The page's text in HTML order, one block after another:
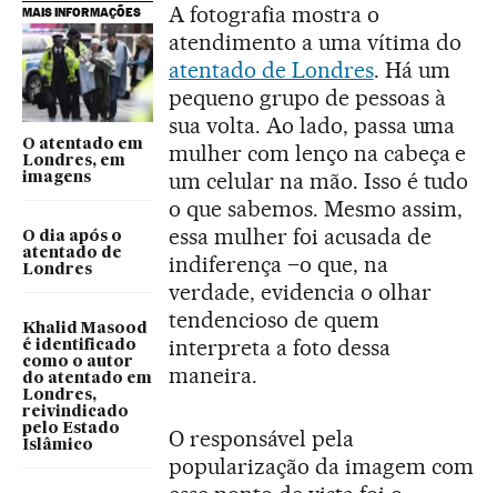
MAIS INFORMAÇÕES
O atentado em
Londres, em
imagens
O dia após o
atentado de
Londres
Khalid Masood
é identificado
como o autor
do atentado em
Londres,
reivindicado
pelo Estado
Islâmico
A fotografia mostra o
atendimento a uma vítima do
atentado de Londres. Há um
pequeno grupo de pessoas à
sua volta. Ao lado, passa uma
mulher com lenço na cabeça e
um celular na mão. Isso é tudo
o que sabemos. Mesmo assim,
essa mulher foi acusada de
indiferença –o que, na
verdade, evidencia o olhar
tendencioso de quem
interpreta a foto dessa
maneira.
O responsável pela
popularização da imagem com